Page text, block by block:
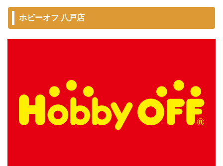
ホビーオフ 八戸店